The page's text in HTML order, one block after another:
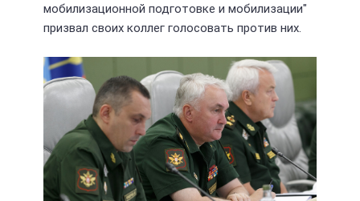
мобилизационной подготовке и мобилизации"
призвал своих коллег голосовать против них.